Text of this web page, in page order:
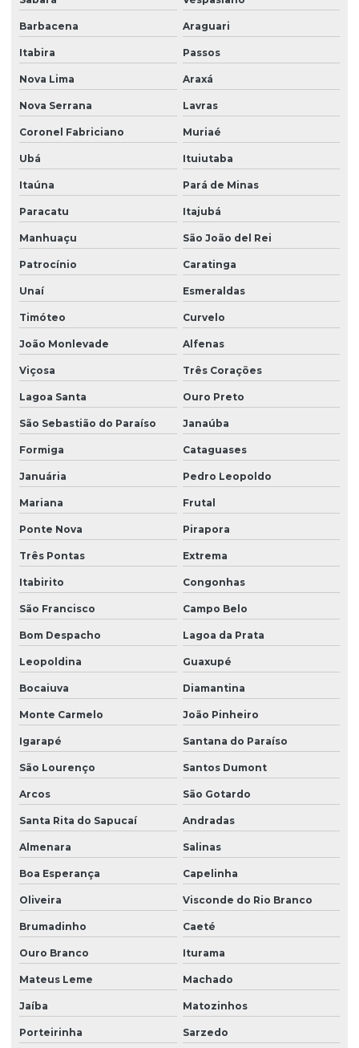
Barbacena Araguari
Itabira Passos
Nova Lima Araxá
Nova Serrana Lavras
Coronel Fabriciano Muriaé
Ubá Ituiutaba
Itaúna Pará de Minas
Paracatu Itajubá
Manhuaçu São João del Rei
Patrocínio Caratinga
Unaí Esmeraldas
Timóteo Curvelo
João Monlevade Alfenas
Viçosa Três Corações
Lagoa Santa Ouro Preto
São Sebastião do Paraíso Janaúba
Formiga Cataguases
Januária Pedro Leopoldo
Mariana Frutal
Ponte Nova Pirapora
Três Pontas Extrema
Itabirito Congonhas
São Francisco Campo Belo
Bom Despacho Lagoa da Prata
Leopoldina Guaxupé
Bocaiuva Diamantina
Monte Carmelo João Pinheiro
Igarapé Santana do Paraíso
São Lourenço Santos Dumont
Arcos São Gotardo
Santa Rita do Sapucaí Andradas
Almenara Salinas
Boa Esperança Capelinha
Oliveira Visconde do Rio Branco
Brumadinho Caeté
Ouro Branco Iturama
Mateus Leme Machado
Jaíba Matozinhos
Porteirinha Sarzedo